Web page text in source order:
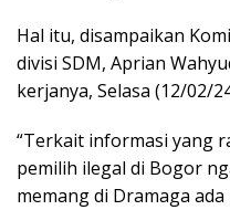
Hal itu, disampaikan
divisi SDM, Aprian
kerjanya, Selasa (12/02/
“Terkait informasi yang
pemilih ilegal di Bogor
memang di Dramaga